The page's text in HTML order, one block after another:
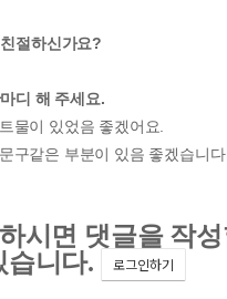
절하신가요?
디 해 주세요.
물이 있었음 좋겠어요.
구같은 부분이 있음 좋겠습니다